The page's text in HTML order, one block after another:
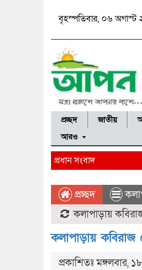
বৃহস্পতিবার, ০৬ অগাস্ট
প্রচ্ছদ জাতীয়
আরও
প্রধান সংবাদ
প্রচ্ছদ
কলাপাড়ায়
কলাপাড়ায়
প্রকাশিতঃ মঙ্গলবার,